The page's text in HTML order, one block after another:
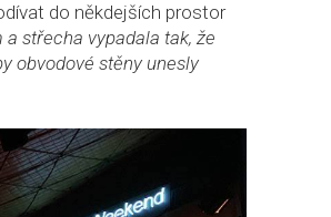
do někdejších prostor
střecha vypadala tak, že
obvodové stěny unesly